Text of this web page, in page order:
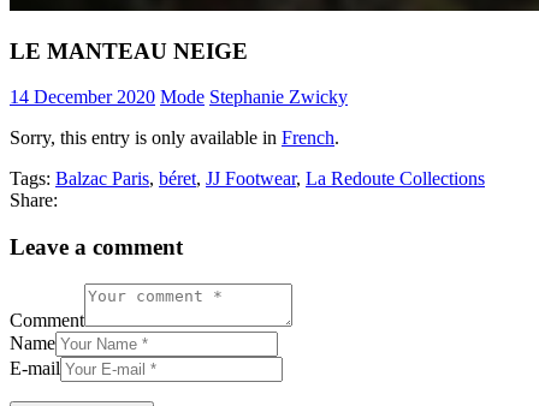
LE MANTEAU NEIGE
14 December 2020 Mode Stephanie Zwicky
Sorry, this entry is only available in French.
Tags: Balzac Paris, béret, JJ Footwear, La Redoute Collections
Share:
Leave a comment
Comment
Name
E-mail